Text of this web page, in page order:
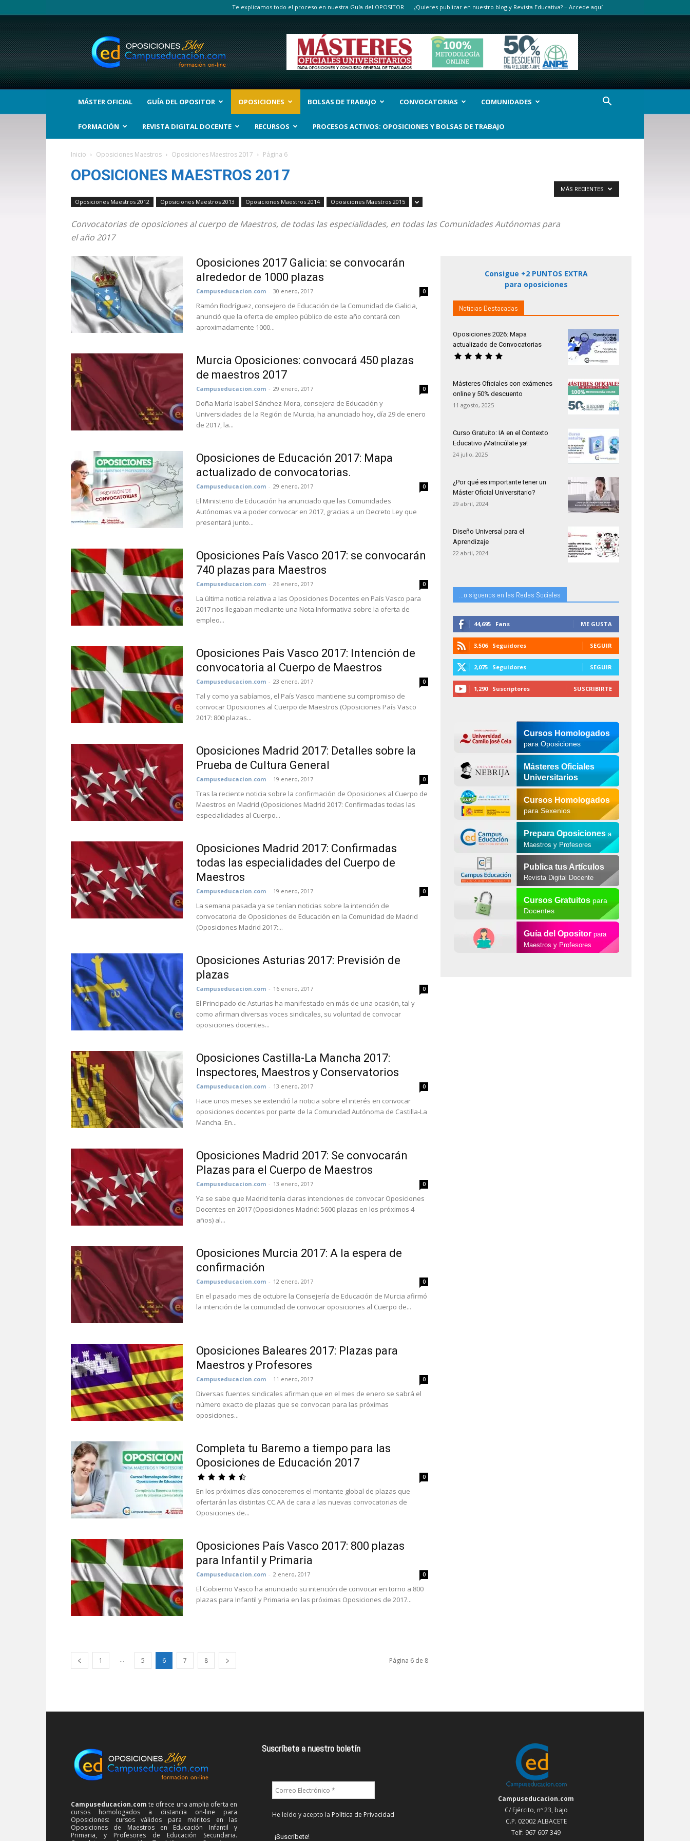
Te explicamos todo el proceso en nuestra Guía del OPOSITOR ¿Quieres publicar en nuestro blog y Revista Educativa? – Accede aquí
BLOG
Noticias
Oposiciones
y
bolsas
Trabajo
Interinos.
MÁSTER OFICIAL GUÍA DEL OPOSITOR OPOSICIONES BOLSAS DE TRABAJO CONVOCATORIAS COMUNIDADES
FORMACIÓN REVISTA DIGITAL DOCENTE RECURSOS PROCESOS ACTIVOS: OPOSICIONES Y BOLSAS DE TRABAJO
Inicio Oposiciones Maestros Oposiciones Maestros 2017 Página 6
OPOSICIONES MAESTROS 2017
Oposiciones Maestros 2012 Oposiciones Maestros 2013 Oposiciones Maestros 2014 Oposiciones Maestros 2015
Convocatorias de oposiciones al cuerpo de Maestros, de todas las especialidades, en todas las Comunidades Autónomas para
el año 2017
MÁS RECIENTES
Oposiciones 2017 Galicia: se convocarán
alrededor de 1000 plazas
Campuseducacion.com - 30 enero, 2017 0
Ramón Rodríguez, consejero de Educación de la Comunidad de Galicia,
anunció que la oferta de empleo público de este año contará con
aproximadamente 1000...
Murcia Oposiciones: convocará 450 plazas
de maestros 2017
Campuseducacion.com - 29 enero, 2017 0
Doña María Isabel Sánchez-Mora, consejera de Educación y
Universidades de la Región de Murcia, ha anunciado hoy, día 29 de enero
de 2017, la...
Oposiciones de Educación 2017: Mapa
actualizado de convocatorias.
Campuseducacion.com - 29 enero, 2017 0
El Ministerio de Educación ha anunciado que las Comunidades
Autónomas va a poder convocar en 2017, gracias a un Decreto Ley que
presentará junto...
Oposiciones País Vasco 2017: se convocarán
740 plazas para Maestros
Campuseducacion.com - 26 enero, 2017 0
La última noticia relativa a las Oposiciones Docentes en País Vasco para
2017 nos llegaban mediante una Nota Informativa sobre la oferta de
empleo...
Oposiciones País Vasco 2017: Intención de
convocatoria al Cuerpo de Maestros
Campuseducacion.com - 23 enero, 2017 0
Tal y como ya sabíamos, el País Vasco mantiene su compromiso de
convocar Oposiciones al Cuerpo de Maestros (Oposiciones País Vasco
2017: 800 plazas...
Oposiciones Madrid 2017: Detalles sobre la
Prueba de Cultura General
Campuseducacion.com - 19 enero, 2017 0
Tras la reciente noticia sobre la confirmación de Oposiciones al Cuerpo de
Maestros en Madrid (Oposiciones Madrid 2017: Confirmadas todas las
especialidades al Cuerpo...
Oposiciones Madrid 2017: Confirmadas
todas las especialidades del Cuerpo de
Maestros
Campuseducacion.com - 19 enero, 2017 0
La semana pasada ya se tenían noticias sobre la intención de
convocatoria de Oposiciones de Educación en la Comunidad de Madrid
(Oposiciones Madrid 2017:...
Oposiciones Asturias 2017: Previsión de
plazas
Campuseducacion.com - 16 enero, 2017 0
El Principado de Asturias ha manifestado en más de una ocasión, tal y
como afirman diversas voces sindicales, su voluntad de convocar
oposiciones docentes...
Oposiciones Castilla-La Mancha 2017:
Inspectores, Maestros y Conservatorios
Campuseducacion.com - 13 enero, 2017 0
Hace unos meses se extendió la noticia sobre el interés en convocar
oposiciones docentes por parte de la Comunidad Autónoma de Castilla-La
Mancha. En...
Oposiciones Madrid 2017: Se convocarán
Plazas para el Cuerpo de Maestros
Campuseducacion.com - 13 enero, 2017 0
Ya se sabe que Madrid tenía claras intenciones de convocar Oposiciones
Docentes en 2017 (Oposiciones Madrid: 5600 plazas en los próximos 4
años) al...
Oposiciones Murcia 2017: A la espera de
confirmación
Campuseducacion.com - 12 enero, 2017 0
En el pasado mes de octubre la Consejería de Educación de Murcia afirmó
la intención de la comunidad de convocar oposiciones al Cuerpo de...
Oposiciones Baleares 2017: Plazas para
Maestros y Profesores
Campuseducacion.com - 11 enero, 2017 0
Diversas fuentes sindicales afirman que en el mes de enero se sabrá el
número exacto de plazas que se convocan para las próximas
oposiciones...
Completa tu Baremo a tiempo para las
Oposiciones de Educación 2017
0
En los próximos días conoceremos el montante global de plazas que
ofertarán las distintas CC.AA de cara a las nuevas convocatorias de
Oposiciones de...
Oposiciones País Vasco 2017: 800 plazas
para Infantil y Primaria
Campuseducacion.com - 2 enero, 2017 0
El Gobierno Vasco ha anunciado su intención de convocar en torno a 800
plazas para Infantil y Primaria en las próximas Oposiciones de 2017...
1 ... 5 6 7 8 Página 6 de 8
Consigue +2 PUNTOS EXTRA
para oposiciones
Noticias Destacadas
Oposiciones 2026: Mapa
actualizado de Convocatorias
Másteres Oficiales con exámenes
online y 50% descuento
11 agosto, 2025
Curso Gratuito: IA en el Contexto
Educativo ¡Matricúlate ya!
24 julio, 2025
¿Por qué es importante tener un
Máster Oficial Universitario?
29 abril, 2024
Diseño Universal para el
Aprendizaje
22 abril, 2024
...o siguenos en las Redes Sociales
44,695 Fans ME GUSTA
3,506 Seguidores SEGUIR
2,075 Seguidores SEGUIR
1,290 Suscriptores SUSCRIBIRTE
Cursos Homologados
para Oposiciones
Másteres Oficiales
Universitarios
Cursos Homologados
para Sexenios
Prepara Oposiciones a
Maestros y Profesores
Publica tus Artículos
Revista Digital Docente
Cursos Gratuitospara
Docentes
Guía del Opositor para
Maestros y Profesores
Campuseducacion.com te ofrece una amplia oferta en
cursos homologados a distancia on-line para
Oposiciones: cursos válidos para méritos en las
Oposiciones de Maestros en Educación Infantil y
Primaria, y Profesores de Educación Secundaria.
Suscríbete a nuestro boletín
He leído y acepto la Política de Privacidad
Campuseducacion.com
C/ Ejército, nº 23, bajo
C.P. 02002 ALBACETE
Telf: 967 607 349